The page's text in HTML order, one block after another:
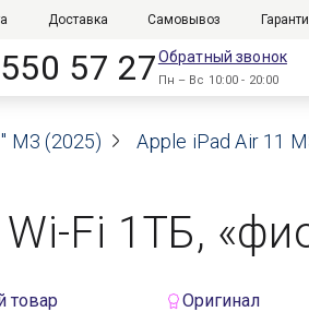
Доставка Самовывоз
57 27Обратный звонок
Пн – Вс 10:00 - 20:00
M3 (2025) Apple iPad Air 11
Fi 1ТБ,
товар
Оригинал